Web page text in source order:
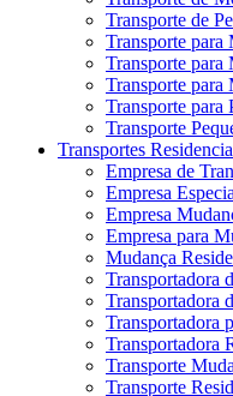
Transporte de
Transporte para
Transporte para
Transporte para
Transporte para
Transporte
Transportes
Empresa de
Empresa
Empresa
Empresa para
Mudança
Transportadora
Transportadora
Transportadora
Transportadora
Transporte
Transporte